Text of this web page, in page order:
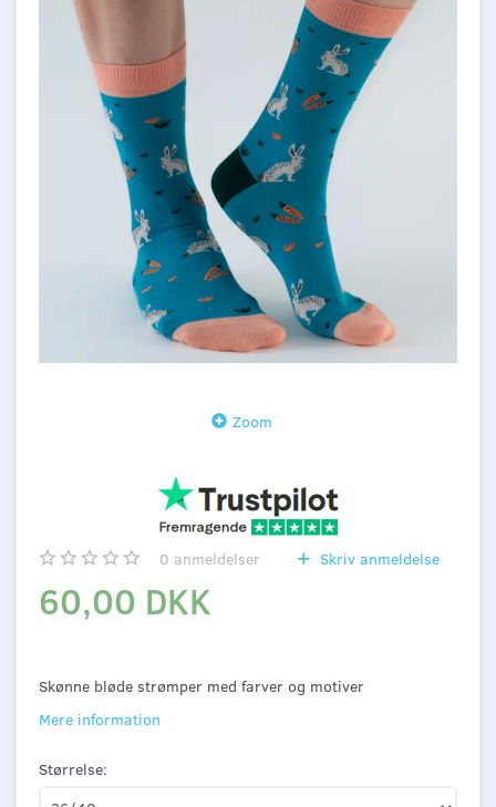
Zoom
0 anmeldelser Skriv anmeldelse
60,00 DKK
Skønne bløde strømper med farver og motiver
Mere information
Størrelse: